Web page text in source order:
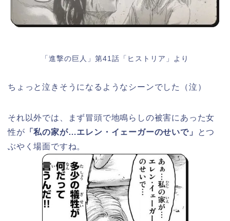
「進撃の巨人」第41話「ヒストリア」より
ちょっと泣きそうになるようなシーンでした（泣）
それ以外では、まず冒頭で地鳴らしの被害にあった女
性が 「私の家が…エレン・イェーガーのせいで」
とつ
ぶやく場面ですね。